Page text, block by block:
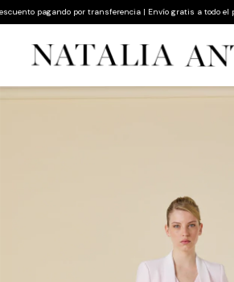
pagando por transferencia | Envío gratis a todo el país